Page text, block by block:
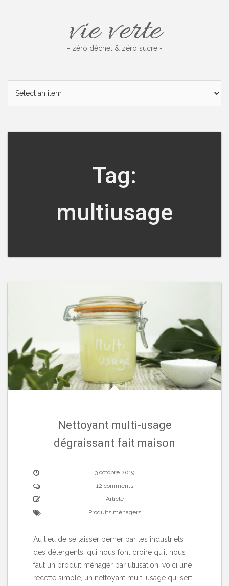
vie verte
- zéro déchet & zéro sucre -
Tag:
multiusage
Nettoyant multi-usage
dégraissant fait maison
3 octobre 2019
12 comments
Article
Produits ménagers
Au lieu de se laisser berner par les industriels
des détergents, qui nous font croire qu’il nous
faut un produit ménager par utilisation, voici une
recette simple, un nettoyant multi usage qui sert